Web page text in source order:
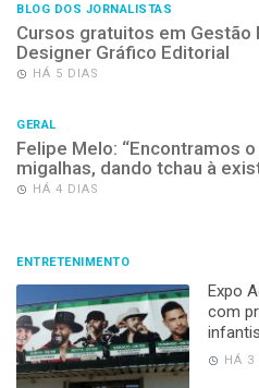
BLOG DOS JORNALISTAS
Cursos gratuitos em Gestão
Designer Gráfico Editorial
HÁ 5 DIAS
GERAL
Felipe Melo: “Encontramos
migalhas, dando tchau à
HÁ 4 DIAS
ENTRETENIMENTO
Expo
com
HÁ 3